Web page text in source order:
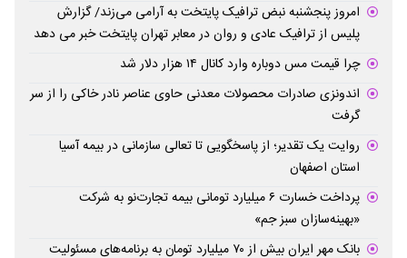
امروز پنجشنبه نبض ترافیک پایتخت به آرامی می‌زند/ گزارش
پلیس از ترافیک عادی و روان در معابر تهران پایتخت خبر می دهد
چرا قیمت مس دوباره وارد کانال ۱۴ هزار دلار شد
اندونزی صادرات محصولات معدنی حاوی عناصر نادر خاکی را از سر
گرفت
روایت یک تقدیر؛ از پاسخگویی تا تعالی سازمانی در بیمه آسیا
استان اصفهان
پرداخت خسارت ۶ میلیارد تومانی بیمه تجارت‌نو به شرکت
«بهینه‌سازان سبز جم»
بانک مهر ایران بیش از ۷۰ میلیارد تومان به برنامه‌های مسئولیت